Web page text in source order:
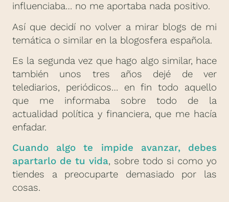
influenciaba… no me aportaba nada positivo.
Así que decidí no volver a mirar blogs de mi
temática o similar en la blogosfera española.
Es la segunda vez que hago algo similar, hace
también unos tres años dejé de ver
telediarios, periódicos… en fin todo aquello
que me informaba sobre todo de la
actualidad política y financiera, que me hacía
enfadar.
Cuando algo te impide avanzar, debes
apartarlo de tu vida, sobre todo si como yo
tiendes a preocuparte demasiado por las
cosas.